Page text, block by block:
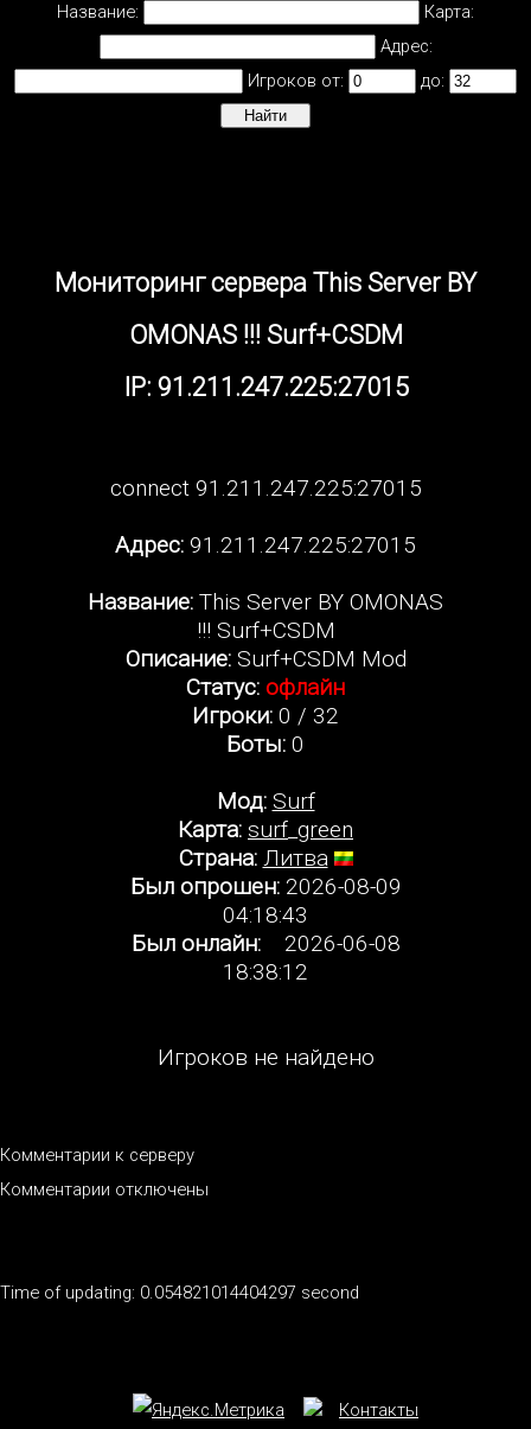
Название:
Карта:
Адрес:
Игроков от:
до:
Мониторинг сервера This Server BY
OMONAS !!! Surf+CSDM
IP: 91.211.247.225:27015
connect 91.211.247.225:27015
Адрес: 91.211.247.225:27015
Название: This Server BY OMONAS
!!! Surf+CSDM
Описание:Surf+CSDM Mod
Статус: офлайн
Игроки: 0 / 32
Боты: 0
Мод: Surf
Карта: surf_green
Страна: Литва
Был опрошен:2026-08-09
04:18:43
Был онлайн:2026-06-08
18:38:12
Игроков не найдено
Комментарии к серверу
Комментарии отключены
Time of updating: 0.054821014404297 second
Контакты